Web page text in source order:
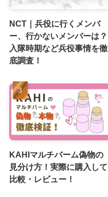
NCT｜兵役に行くメンバ
ー、行かないメンバーは？
入隊時期など兵役事情を徹
底調査！
KAHIマルチバーム偽物の
見分け方！実際に購入して
比較・レビュー！